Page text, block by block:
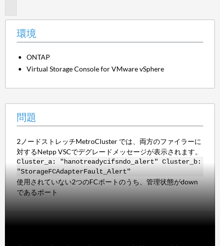
環境
ONTAP
Virtual Storage Console for VMware vSphere
問題
2ノードストレッチMetroCluster では、両方のファイラーに
対するNetpp VSCでデグレードメッセージが表示されます。
Cluster_a: "hanotreadycifsndo_alert" Cluster_b:
"StorageFCAdapterFault_Alert"
使用されていない2つのFCポートのうち、管理状態がdown
であるポート